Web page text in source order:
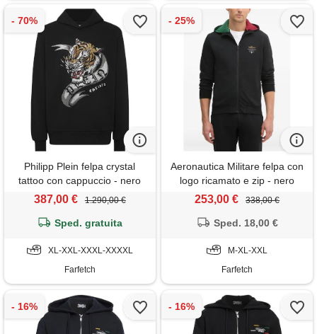
Philipp Plein felpa crystal
tattoo con cappuccio - nero
387,00 € 1.290,00 €
Sped. gratuita
XL-XXL-XXXL-XXXXL
Farfetch
Aeronautica Militare felpa con
logo ricamato e zip - nero
253,00 € 338,00 €
Sped. 18,00 €
M-XL-XXL
Farfetch